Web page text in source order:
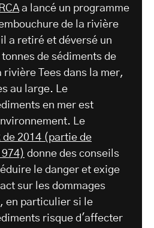
a lancé un programme
de la rivière
il a retiré et déversé un
de sédiments de
rivière Tees dans la mer,
au large. Le
en mer est
Le
de 2014 (partie de
donne des conseils
le danger et exige
sur les dommages
en particulier si le
risque d'affecter